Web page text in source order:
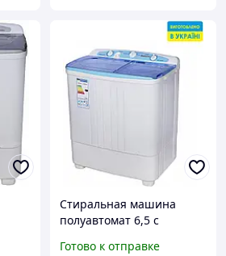
Стиральная машина
полуавтомат 6,5 с
SATURN ST-WK7602_b
Готово к отправке